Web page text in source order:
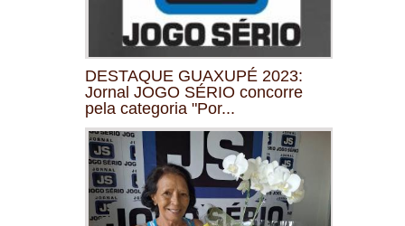
DESTAQUE GUAXUPÉ 2023:
Jornal JOGO SÉRIO concorre
pela categoria "Por...